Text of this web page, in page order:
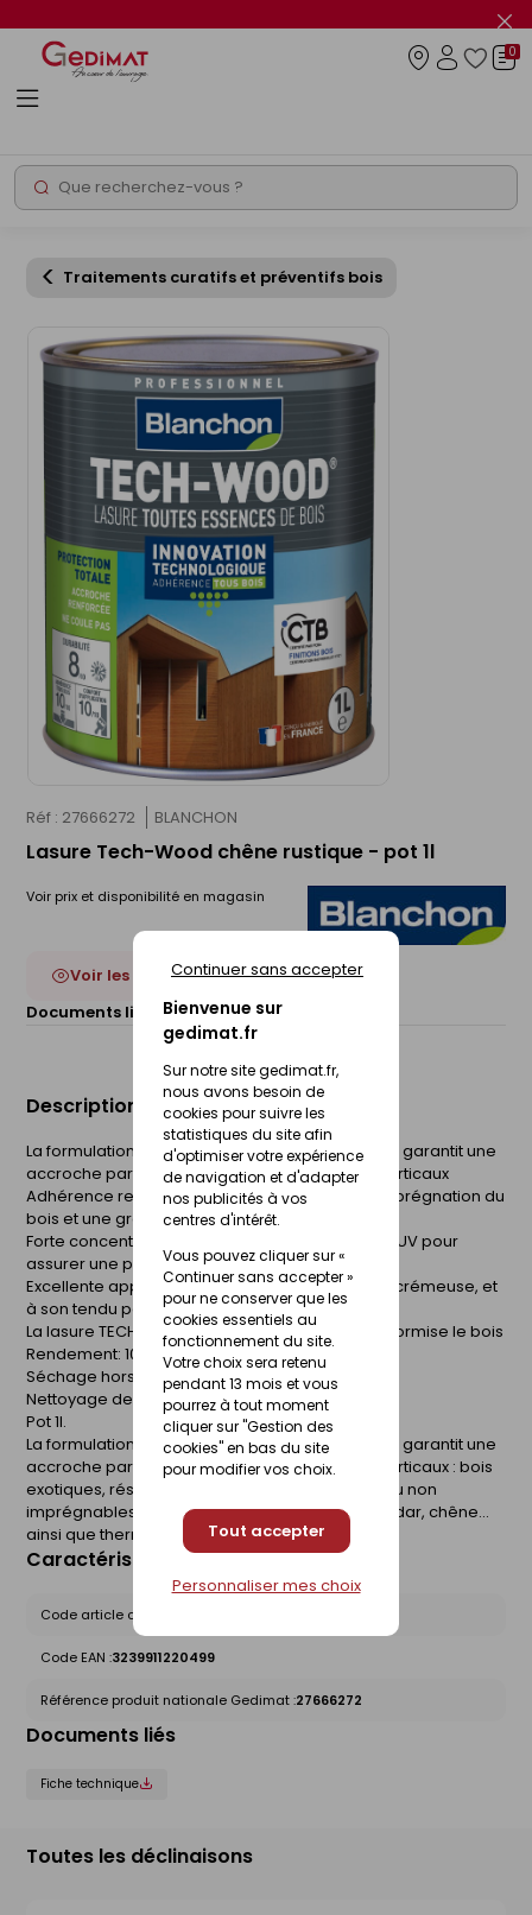
Bienvenue sur
gedimat.fr
Sur notre site gedimat.fr,
nous avons besoin de
cookies pour suivre les
statistiques du site afin
d'optimiser votre expérience
de navigation et d'adapter
nos publicités à vos
centres d'intérêt.
Vous pouvez cliquer sur «
Continuer sans accepter »
pour ne conserver que les
cookies essentiels au
fonctionnement du site.
Votre choix sera retenu
pendant 13 mois et vous
pourrez à tout moment
cliquer sur "Gestion des
cookies" en bas du site
pour modifier vos choix.
Tout accepter
Continuer sans accepter
Personnaliser mes choix
le
info
Rechercher
0
Traitements curatifs et préventifs bois
Réf : 27666272 BLANCHON
Lasure Tech-Wood chêne rustique - pot 1l
Voir prix et disponibilité en magasin
Voir les 27 déclinaisons
Documents liés :
Fiche technique
Description du produit
La formulation unique de la lasure TECH-WOOD® garantit une
accroche parfaite sur tous les bois extérieurs verticaux
Adhérence renforcée grâce à une meilleure imprégnation du
bois et une grande souplesse du film protecteur
Forte concentration en pigments et agents Anti-UV pour
assurer une protection longue durée
Excellente applicabilité grâce à sa consistance crémeuse, et
à son tendu parfait
La lasure TECH-WOOD® protège, embellit et uniformise le bois
Rendement: 10-14 m²/L/couche
Séchage hors poussières : 1 heure environ
Nettoyage des ustensiles : avec de l'eau
Pot 1l.
La formulation unique de la lasure TECH-WOOD® garantit une
accroche parfaite sur tous les bois extérieurs verticaux : bois
exotiques, résineux ou tendres, y compris peu ou non
imprégnables tels que mélèze, douglas, red cedar, chêne...
ainsi que thermotraités et autoclavés.
Caractéristiques du produit
Code article chez le fournisseur :
Code EAN :3239911220499
Référence produit nationale Gedimat :27666272
Documents liés
Fiche technique
Toutes les déclinaisons